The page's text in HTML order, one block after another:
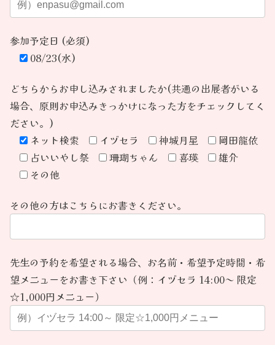
参加予定日 (必須)
08/23(水)
どちらからお申し込みされましたか(共通の出展者がいる
場合、原則お申込みきっかけになった方をチェックしてく
ださい。)
ネット検索
イヅセラ 神城月星
岡田龍依
占いいやし祭
珊瑚ちゃん 喜瑛
雄介
その他
その他の方はこちらにお書きください。
先生の予約を希望される場合、お名前・希望予定時間・希
望メニューをお書き下さい（例：イヅセラ 14:00～ 限定
☆1,000円メニュー）